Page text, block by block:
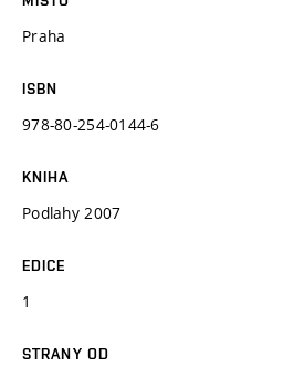
Praha
ISBN
978-80-254-0144-6
KNIHA
Podlahy 2007
EDICE
1
STRANY OD